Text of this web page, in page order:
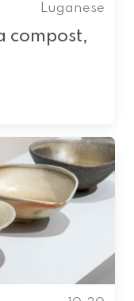
Luganese
compost,